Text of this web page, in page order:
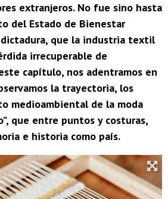
extranjeros. No fue sino hasta
del Estado de Bienestar
que la industria textil
irrecuperable de
capítulo, nos adentramos en
la trayectoria, los
medioambiental de la moda
que entre puntos y costuras,
e historia como país.